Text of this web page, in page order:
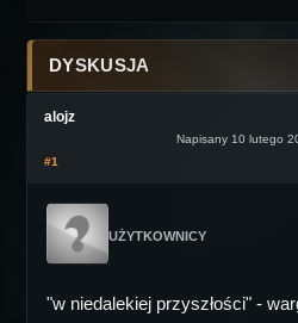
DYSKUSJA
alojz
Napisany 10 lutego
#1
UŻYTKOWNICY
"w niedalekiej przyszłości" -